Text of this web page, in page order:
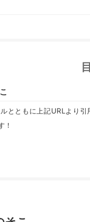
とともに上記URLより引
！